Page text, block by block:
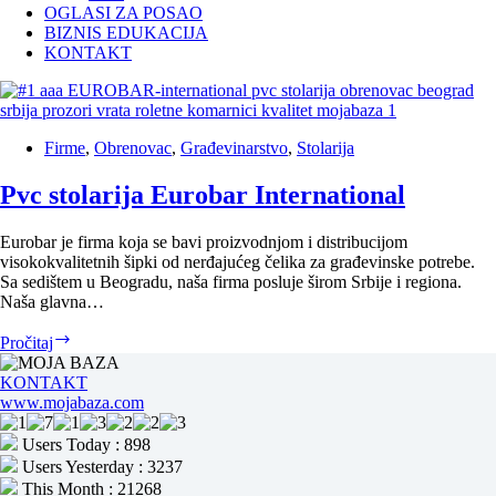
OGLASI ZA POSAO
BIZNIS EDUKACIJA
KONTAKT
Firme, Obrenovac, Građevinarstvo, Stolarija
Pvc stolarija Eurobar International
Eurobar je firma koja se bavi proizvodnjom i distribucijom
visokokvalitetnih šipki od nerđajućeg čelika za građevinske potrebe.
Sa sedištem u Beogradu, naša firma posluje širom Srbije i regiona.
Naša glavna…
Pročitaj
stolarija
Eurobar
International
KONTAKT
www.mojabaza.com
Users Today : 898
Users Yesterday : 3237
This Month : 21268